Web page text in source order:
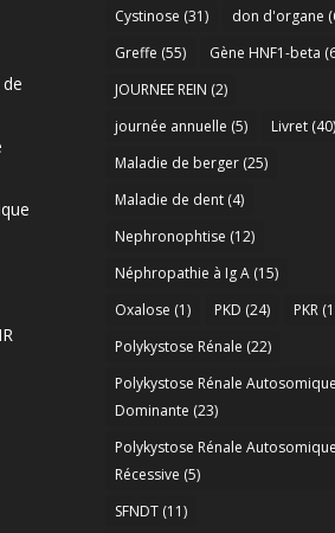
Cystinose (31) don d'organe
Greffe (55) Gène HNF1-beta
JOURNEE REIN (2)
journée annuelle (5) Livret(40)
Maladie de berger(25)
Maladie de dent(4)
Nephronophtise (12)
Néphropathie à Ig A(15)
Oxalose (1) PKD (24) PKR
Polykystose Rénale (22)
Polykystose Rénale
Dominante (23)
Polykystose Rénale
Récessive (5)
SFNDT(11)